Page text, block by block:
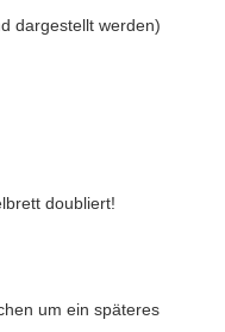
dargestellt werden)
doubliert!
um ein späteres